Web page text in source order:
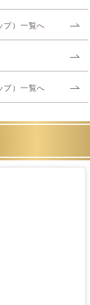
プ）一覧へ
プ）一覧へ